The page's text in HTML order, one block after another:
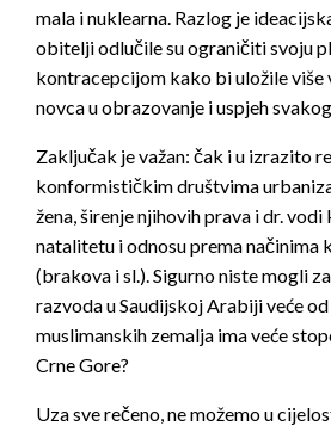
mala i nuklearna. Razlog je
obitelji odlučile su ograničiti svoju
kontracepcijom kako bi uložile više
novca u obrazovanje i uspjeh
Zaključak je važan: čak i u izrazito
konformističkim društvima
žena, širenje njihovih prava i dr. vodi
natalitetu i odnosu prema načinima
(brakova i sl.). Sigurno niste mogli
razvoda u Saudijskoj Arabiji veće
muslimanskih zemalja ima veće
Crne Gore?
Uza sve rečeno, ne možemo u